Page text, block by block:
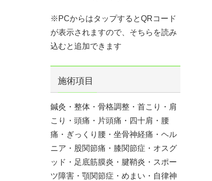
※PCからはタップするとQRコード
が表示されますので、そちらを読み
込むと追加できます
施術項目
鍼灸・整体・骨格調整・首こり・肩
こり・頭痛・片頭痛・四十肩・腰
痛・ぎっくり腰・坐骨神経痛・ヘル
ニア・股関節痛・膝関節症・オスグ
ッド・足底筋膜炎・腱鞘炎・スポー
ツ障害・顎関節症・めまい・自律神